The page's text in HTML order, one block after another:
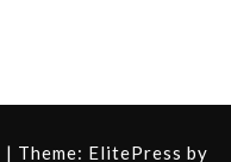
| Theme: ElitePress by